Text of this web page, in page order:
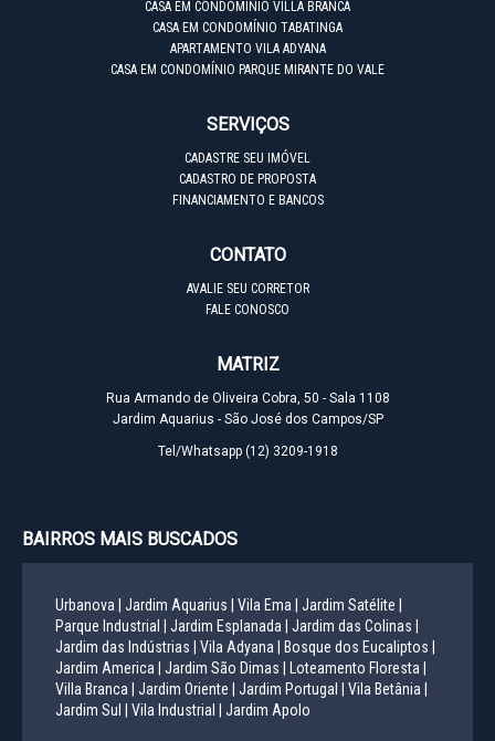
CASA EM CONDOMÍNIO VILLA BRANCA
CASA EM CONDOMÍNIO TABATINGA
APARTAMENTO VILA ADYANA
CASA EM CONDOMÍNIO PARQUE MIRANTE DO VALE
SERVIÇOS
CADASTRE SEU IMÓVEL
CADASTRO DE PROPOSTA
FINANCIAMENTO E BANCOS
CONTATO
AVALIE SEU CORRETOR
FALE CONOSCO
MATRIZ
Rua Armando de Oliveira Cobra, 50 - Sala 1108
Jardim Aquarius - São José dos Campos/SP
Tel/Whatsapp (12) 3209-1918
BAIRROS MAIS BUSCADOS
Urbanova | Jardim Aquarius | Vila Ema |
Jardim Satélite |
Parque Industrial |
Jardim Esplanada |
Jardim das Colinas |
Jardim das Indústrias |
Vila Adyana |
Bosque dos Eucaliptos |
Jardim America |
Jardim São Dimas |
Loteamento Floresta |
Villa Branca |
Jardim Oriente | Jardim Portugal |
Vila Betânia |
Jardim Sul |
Vila Industrial | Jardim Apolo